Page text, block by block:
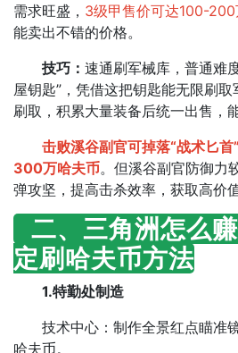
需求旺盛， 3级甲售价可达100-200
能卖出不错的价格。
技巧： 速通刷军械库，普通难
屋钥匙”，凭借这把钥匙能无限刷
刷取，积累大量装备后统一出售，
击败溪谷副官可掉落“战术匕
300万哈夫币。但溪谷副官防御力
弹攻坚，提高击杀效率，获取高价值
二、三角洲怎么
定刷哈夫币方法
1.特勤处制造​
技术中心：制作全景红点瞄准
哈夫币。​